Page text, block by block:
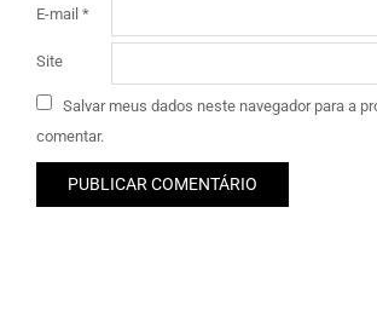
E-mail *
Site
Salvar meus dados neste navegador para a
comentar.